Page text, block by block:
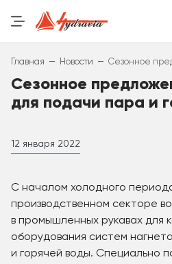
Главная – Новости – Сезонное
Сезонное
для подачи пара и
12 января 2022
С началом холодного
производственном секторе
в промышленных рукавах для
оборудования систем
и горячей воды. Специально